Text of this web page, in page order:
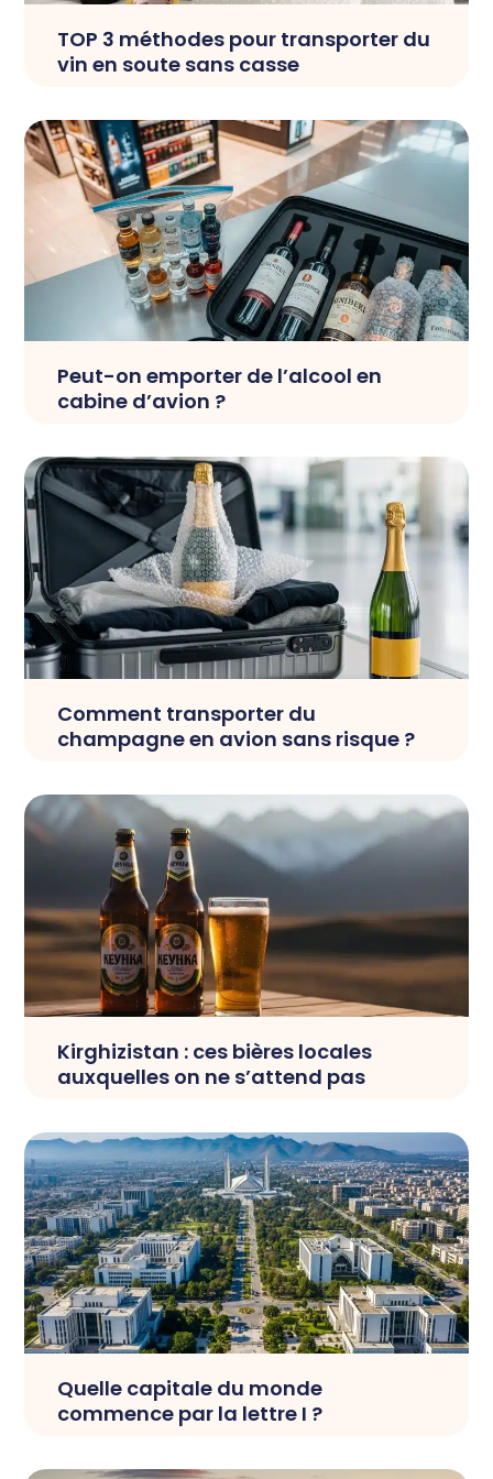
TOP 3 méthodes pour transporter du
vin en soute sans casse
Peut-on emporter de l’alcool en
cabine d’avion ?
Comment transporter du
champagne en avion sans risque ?
Kirghizistan : ces bières locales
auxquelles on ne s’attend pas
Quelle capitale du monde
commence par la lettre I ?